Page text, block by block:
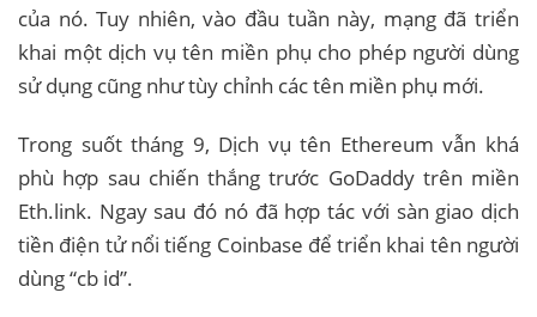
của nó. Tuy nhiên, vào đầu tuần này, mạng đã triển
khai một dịch vụ tên miền phụ cho phép người dùng
sử dụng cũng như tùy chỉnh các tên miền phụ mới.
Trong suốt tháng 9, Dịch vụ tên Ethereum vẫn khá
phù hợp sau chiến thắng trước GoDaddy trên miền
Eth.link. Ngay sau đó nó đã hợp tác với sàn giao dịch
tiền điện tử nổi tiếng Coinbase để triển khai tên người
dùng “cb id”.